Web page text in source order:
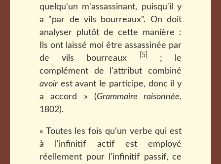
quelqu'un m'assassinant, puisqu'il y
a "par de vils bourreaux". On doit
analyser plutôt de cette manière :
Ils ont laissé moi être assassinée par
de vils bourreaux
[5]
; le
complément de l'attribut combiné
avoirest avant le participe, donc il y
a accord » (Grammaire raisonnée,
1802).
« Toutes les fois qu'un verbe qui est
à l'infinitif actif est employé
réellement pour l'infinitif passif, ce